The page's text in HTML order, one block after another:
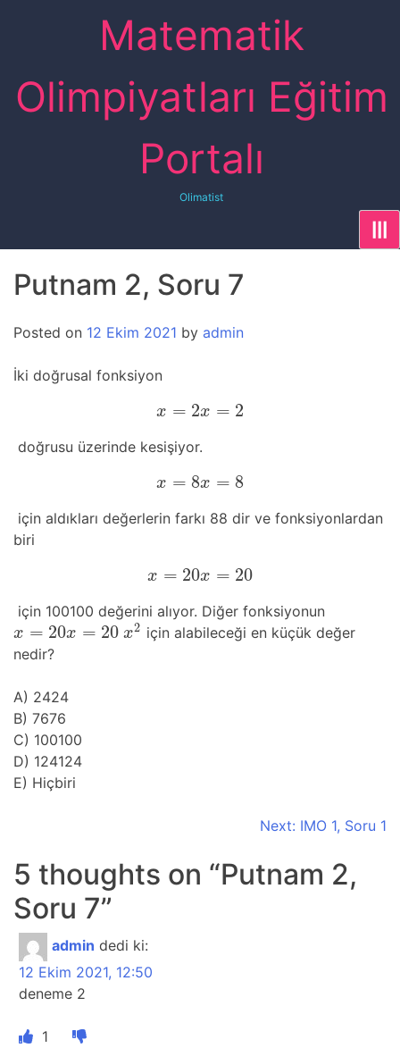
Matematik
Olimpiyatları Eğitim
Portalı
Olimatist
Putnam 2, Soru 7
Posted on 12 Ekim 2021 by admin
İki doğrusal fonksiyon
x = 2x = 2
x= 2x= 2
doğrusu üzerinde kesişiyor.
x = 8x = 8
x= 8x= 8
için aldıkları değerlerin farkı 88 dir ve fonksiyonlardan
biri
x = 20x = 20
x= 20x= 20
için 100100 değerini alıyor. Diğer fonksiyonun
x = 20x = 20
x= 20 x=20 x2
x2 için alabileceği en küçük değer
nedir?
A) 2424
B) 7676
C) 100100
D) 124124
E) Hiçbiri
dolaşımı
Next: IMO 1, Soru 1
5 thoughts on “Putnam 2,
Soru 7”
admin dedi ki:
12 Ekim 2021, 12:50
deneme 2
1